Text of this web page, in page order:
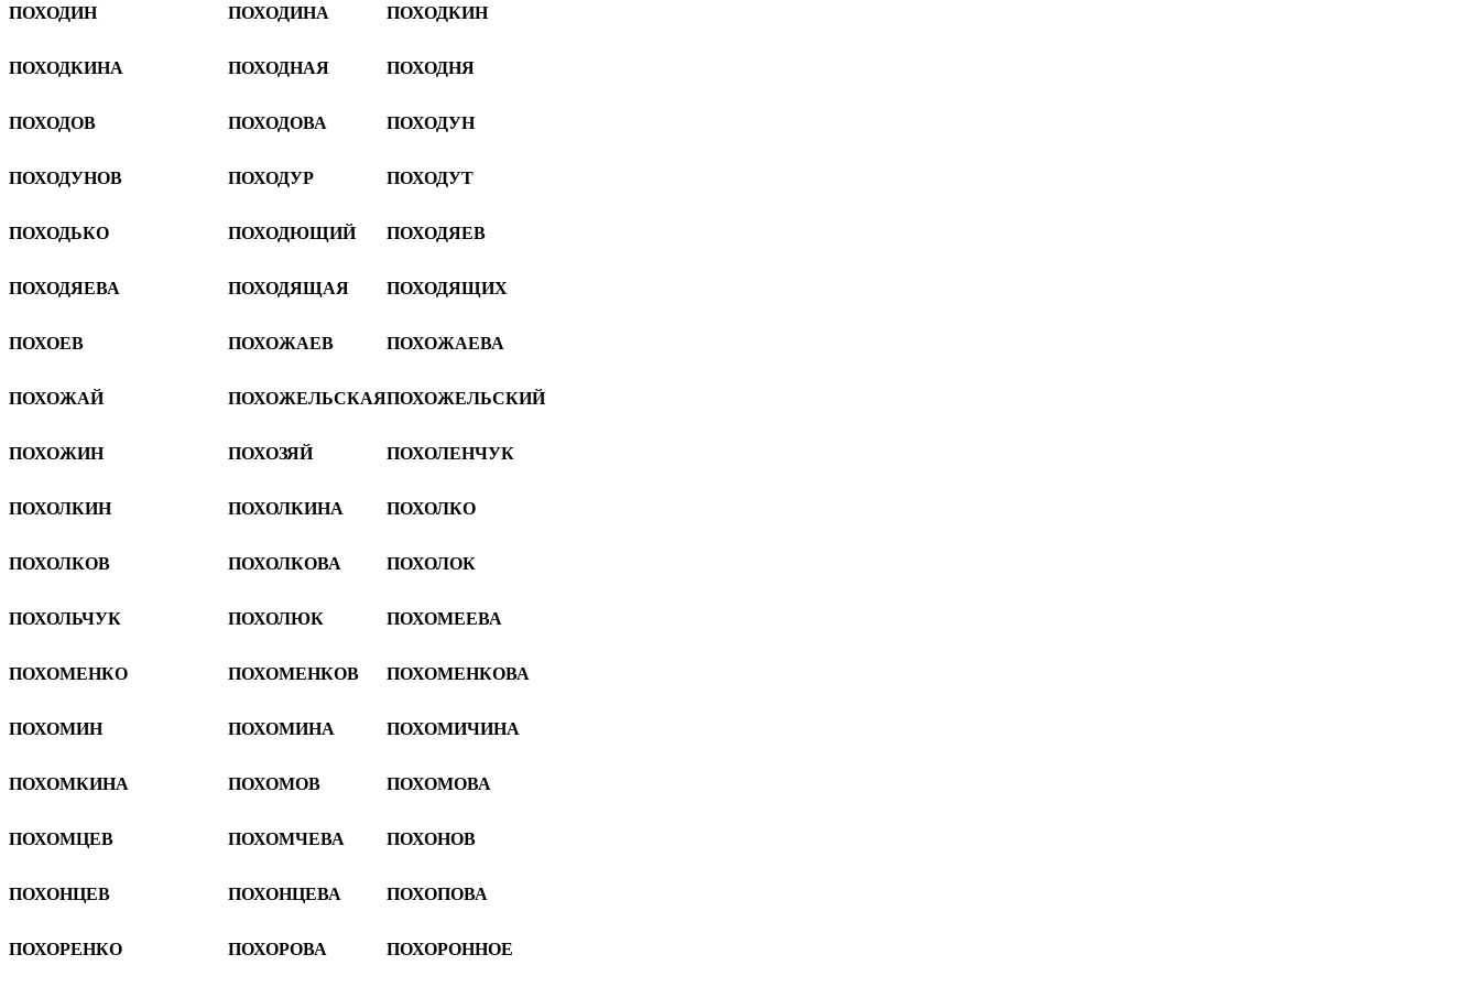
ПОХОДИН ПОХОДИНА ПОХОДКИН
ПОХОДКИНА ПОХОДНАЯ ПОХОДНЯ
ПОХОДОВ ПОХОДОВА ПОХОДУН
ПОХОДУНОВ ПОХОДУР ПОХОДУТ
ПОХОДЬКО ПОХОДЮЩИЙ ПОХОДЯЕВ
ПОХОДЯЕВА ПОХОДЯЩАЯ ПОХОДЯЩИХ
ПОХОЕВ ПОХОЖАЕВ ПОХОЖАЕВА
ПОХОЖАЙ ПОХОЖЕЛЬСКАЯПОХОЖЕЛЬСКИЙ
ПОХОЖИН ПОХОЗЯЙ ПОХОЛЕНЧУК
ПОХОЛКИН ПОХОЛКИНА ПОХОЛКО
ПОХОЛКОВ ПОХОЛКОВА ПОХОЛОК
ПОХОЛЬЧУК ПОХОЛЮК ПОХОМЕЕВА
ПОХОМЕНКО ПОХОМЕНКОВ ПОХОМЕНКОВА
ПОХОМИН ПОХОМИНА ПОХОМИЧИНА
ПОХОМКИНА ПОХОМОВ ПОХОМОВА
ПОХОМЦЕВ ПОХОМЧЕВА ПОХОНОВ
ПОХОНЦЕВ ПОХОНЦЕВА ПОХОПОВА
ПОХОРЕНКО ПОХОРОВА ПОХОРОННОЕ